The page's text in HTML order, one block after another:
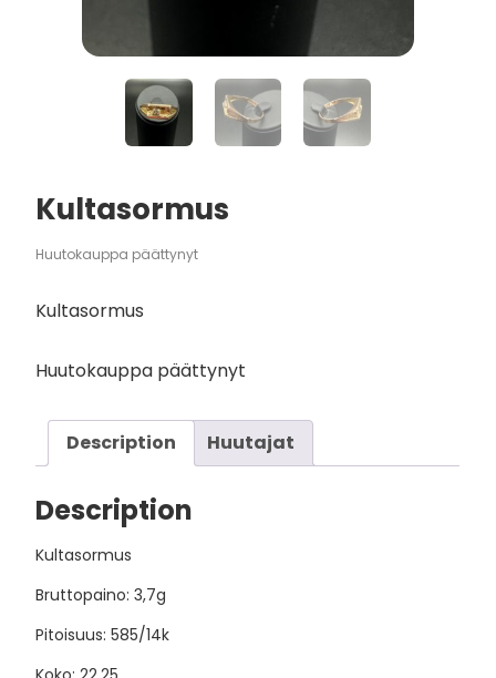
Kultasormus
Huutokauppa päättynyt
Kultasormus
Huutokauppa päättynyt
Description Huutajat
Description
Kultasormus
Bruttopaino: 3,7g
Pitoisuus: 585/14k